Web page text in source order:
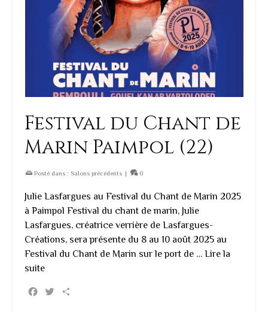
Festival du Chant de
Marin Paimpol (22)
Posté dans : Salons précédents | 0
Julie Lasfargues au Festival du Chant de Marin 2025
à Paimpol Festival du chant de marin, Julie
Lasfargues, créatrice verrière de Lasfargues-
Créations, sera présente du 8 au 10 août 2025 au
Festival du Chant de Marin sur le port de … Lire la
suite
Facebook
Twitter